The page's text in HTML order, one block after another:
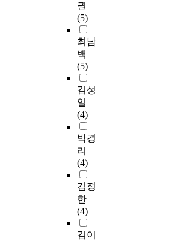
권
(5)
최남
백
(5)
김성
일
(4)
박경
리
(4)
김정
한
(4)
김이